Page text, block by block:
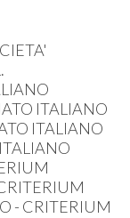
ITALIANO
ITALIANO
- CRITERIUM